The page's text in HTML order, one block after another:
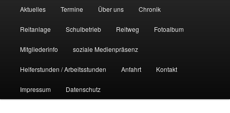
Aktuelles Termine Über uns Chronik
Reitanlage Schulbetrieb Reitweg Fotoalbum
Mitgliederinfo soziale Medienpräsenz
Helferstunden / Arbeitsstunden Anfahrt Kontakt
Impressum Datenschutz